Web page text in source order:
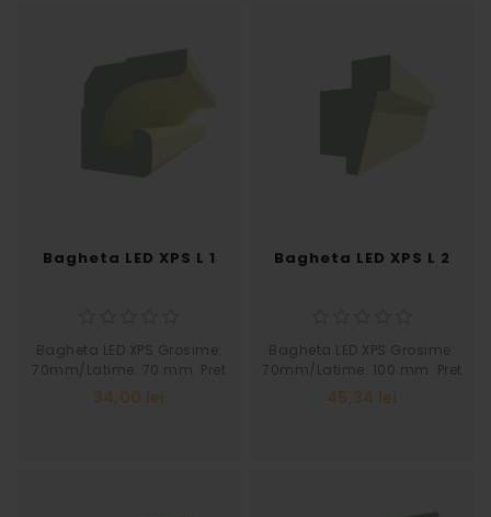
Bagheta LED XPS L 1
Bagheta LED XPS Grosime:
70mm/Latime: 70 mm. Pret
pe buc 2 ml.
34,00 lei
Bagheta LED XPS L 2
Bagheta LED XPS Grosime:
70mm/Latime: 100 mm. Pret
pe buc 2 ml.
45,34 lei